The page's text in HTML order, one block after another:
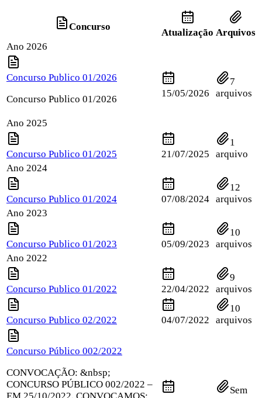
Concurso
Atualização Arquivos
Ano 2026
Concurso Publico 01/2026
Concurso Publico 01/2026
15/05/2026
7
arquivos
Ano 2025
Concurso Publico 01/2025 21/07/2025
1
arquivo
Ano 2024
Concurso Publico 01/2024 07/08/2024
12
arquivos
Ano 2023
Concurso Publico 01/2023 05/09/2023
10
arquivos
Ano 2022
Concurso Publico 01/2022 22/04/2022
9
arquivos
Concurso Publico 02/2022 04/07/2022
10
arquivos
Concurso Público 002/2022
CONVOCAÇÃO: &nbsp;
CONCURSO PÚBLICO 002/2022 –
Sem